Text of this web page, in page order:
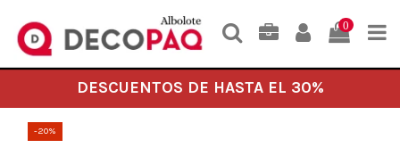
0
DESCUENTOS DE HASTA EL 30%
-20%